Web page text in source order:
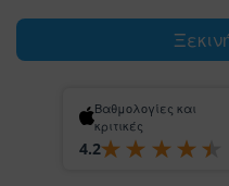
Βαθμολογίες και
κριτικές
4.2